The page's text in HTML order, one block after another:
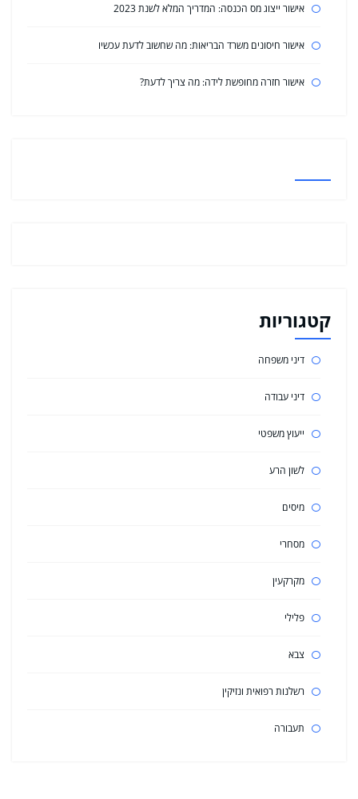
אישור ייצוג מס הכנסה: המדריך המלא לשנת 2023
אישור חיסונים משרד הבריאות: מה שחשוב לדעת עכשיו
אישור חזרה מחופשת לידה: מה צריך לדעת?
קטגוריות
דיני משפחה
דיני עבודה
ייעוץ משפטי
לשון הרע
מיסים
מסחרי
מקרקעין
פלילי
צבא
רשלנות רפואית ונזיקין
תעבורה